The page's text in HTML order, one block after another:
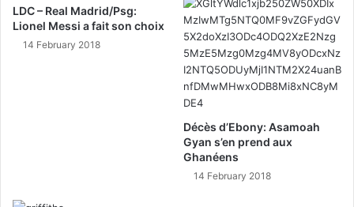
LDC – Real Madrid/Psg:
Lionel Messi a fait son choix
14 February 2018
Décès d’Ebony: Asamoah
Gyan s’en prend aux
Ghanéens
14 February 2018